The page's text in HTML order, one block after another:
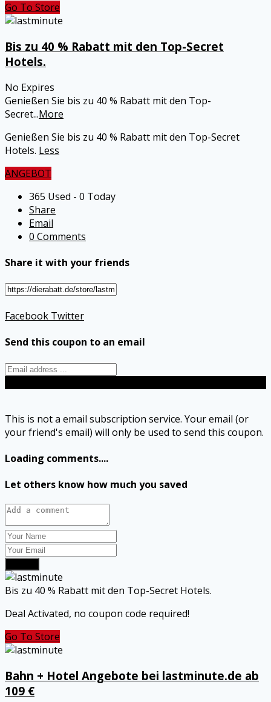
Go To Store
Bis zu 40 % Rabatt mit den Top-Secret
Hotels.
No Expires
Genießen Sie bis zu 40 % Rabatt mit den Top-
Secret...More
Genießen Sie bis zu 40 % Rabatt mit den Top-Secret
Hotels. Less
ANGEBOT
365 Used - 0 Today
Share
Email
0 Comments
Share it with your friends
Facebook Twitter
Send this coupon to an email
This is not a email subscription service. Your email (or
your friend's email) will only be used to send this coupon.
Loading comments....
Let others know how much you saved
Bis zu 40 % Rabatt mit den Top-Secret Hotels.
Deal Activated, no coupon code required!
Go To Store
Bahn + Hotel Angebote bei lastminute.de ab
109 €